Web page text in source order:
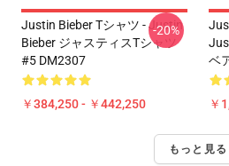
Justin Bieber Tシャツ - Justin
Bieber ジャスティスTシャツ
#5 DM2307
￥384,250 - ￥442,250
-20%
ベ
￥
もっと見る